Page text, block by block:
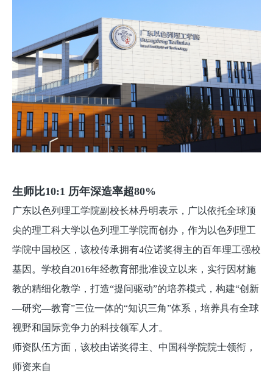
生师比10:1 历年深造率超80%
广东以色列理工学院副校长林丹明表示，广以依托全球顶
尖的理工科大学以色列理工学院而创办，作为以色列理工
学院中国校区，该校传承拥有4位诺奖得主的百年理工强校
基因。学校自2016年经教育部批准设立以来，实行因材施
教的精细化教学，打造“提问驱动”的培养模式，构建“创新
—研究—教育”三位一体的“知识三角”体系，培养具有全球
视野和国际竞争力的科技领军人才。
师资队伍方面，该校由诺奖得主、中国科学院院士领衔，
师资来自